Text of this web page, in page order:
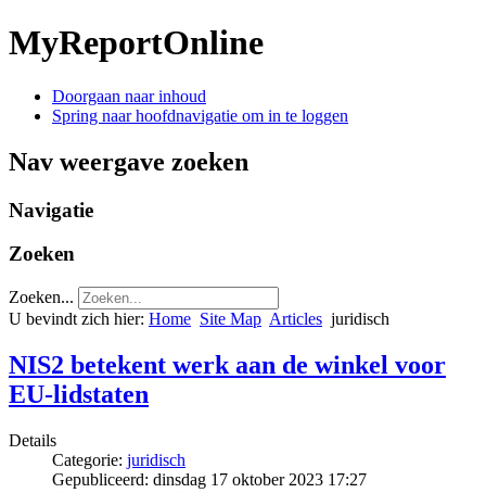
MyReportOnline
Doorgaan naar inhoud
Spring naar hoofdnavigatie om in te loggen
Nav weergave zoeken
Navigatie
Zoeken
Zoeken...
U bevindt zich hier: Home Site Map Articles juridisch
NIS2 betekent werk aan de winkel voor
EU-lidstaten
Details
Categorie: juridisch
Gepubliceerd: dinsdag 17 oktober 2023 17:27